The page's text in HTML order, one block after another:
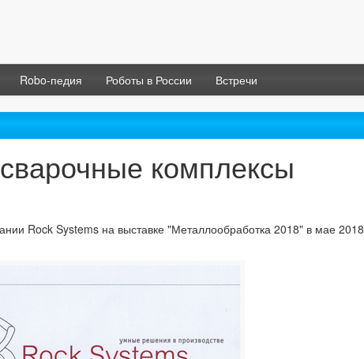
Robo-педия Роботы в России Встречи
комплексы
Rock Systems на выставке "Металлообработка 2018" в мае 2018